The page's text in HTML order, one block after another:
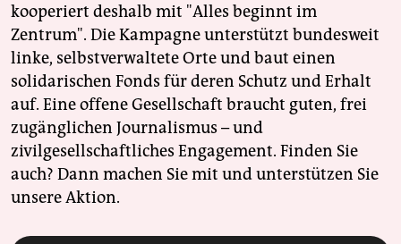
kooperiert deshalb mit "Alles beginnt im
Zentrum". Die Kampagne unterstützt bundesweit
linke, selbstverwaltete Orte und baut einen
solidarischen Fonds für deren Schutz und Erhalt
auf. Eine offene Gesellschaft braucht guten, frei
zugänglichen Journalismus – und
zivilgesellschaftliches Engagement. Finden Sie
auch? Dann machen Sie mit und unterstützen Sie
unsere Aktion.